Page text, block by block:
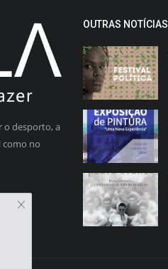
o desporto, a
como no
OUTRAS NOTÍCIAS